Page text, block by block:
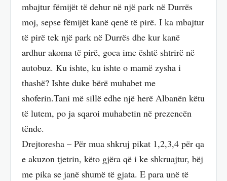
mbajtur fëmijët të dehur në një park në Durrës
moj, sepse fëmijët kanë qenë të pirë. I ka mbajtur
të pirë tek një park në Durrës dhe kur kanë
ardhur akoma të pirë, goca ime është shtrirë në
autobuz. Ku ishte, ku ishte o mamë zysha i
thashë? Ishte duke bërë muhabet me
shoferin.Tani më sillë edhe një herë Albanën këtu
të lutem, po ja sqaroi muhabetin në prezencën
tënde.
Drejtoresha – Për mua shkruj pikat 1,2,3,4 për qa
e akuzon tjetrin, këto gjëra që i ke shkruajtur, bëj
me pika se janë shumë të gjata. E para unë të